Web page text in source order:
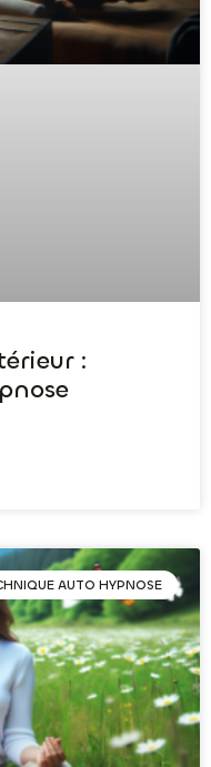
:
AUTO HYPNOSE